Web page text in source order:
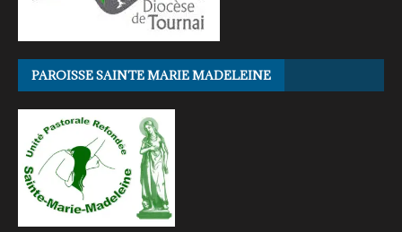
PAROISSE SAINTE MARIE MADELEINE